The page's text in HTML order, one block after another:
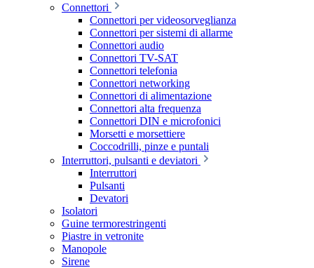
Connettori
Connettori per videosorveglianza
Connettori per sistemi di allarme
Connettori audio
Connettori TV-SAT
Connettori telefonia
Connettori networking
Connettori di alimentazione
Connettori alta frequenza
Connettori DIN e microfonici
Morsetti e morsettiere
Coccodrilli, pinze e puntali
Interruttori, pulsanti e deviatori
Interruttori
Pulsanti
Devatori
Isolatori
Guine termorestringenti
Piastre in vetronite
Manopole
Sirene